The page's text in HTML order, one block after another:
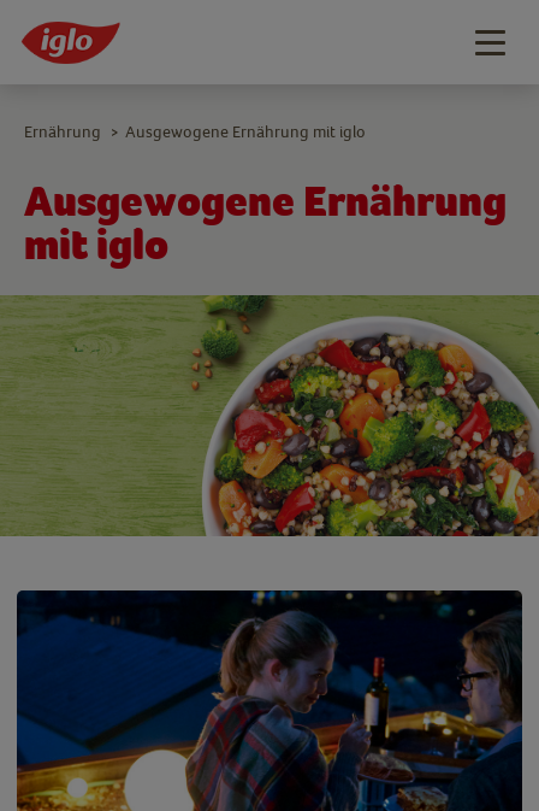
Ausgewogene Ernährung
mit iglo
Ernährung > Ausgewogene Ernährung mit iglo